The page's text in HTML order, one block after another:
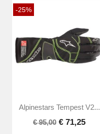
-25%
Alpinestars Tempest V2...
€ 95,00 € 71,25